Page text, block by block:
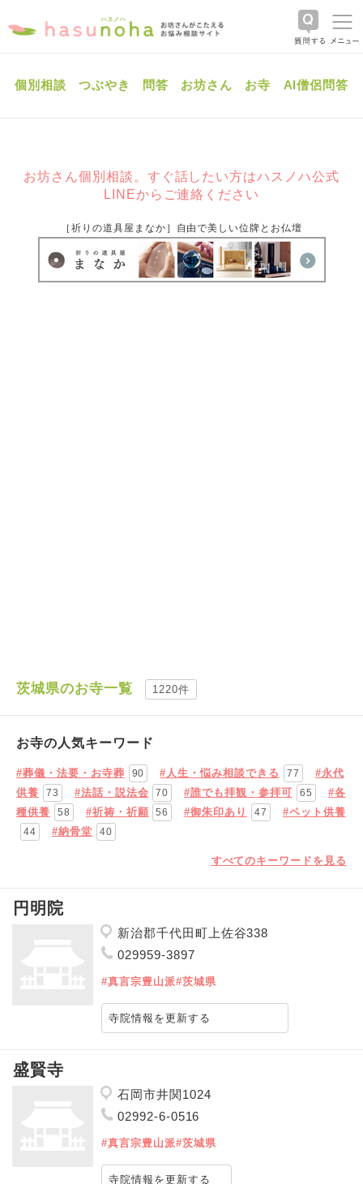
個別相談 つぶやき 問答 お坊さん お寺 AI僧侶問答
お坊さん個別相談。すぐ話したい方はハスノハ公式
LINEからご連絡ください
［祈りの道具屋まなか］自由で美しい位牌とお仏壇
茨城県のお寺一覧 1220件
お寺の人気キーワード
#葬儀・法要・お寺葬 90 #人生・悩み相談できる 77
#永代
供養
73 #法話・説法会 70 #誰でも拝観・参拝可 65
#各
種供養
58 #祈祷・祈願 56 #御朱印あり 47 #ペット供養
44 #納骨堂 40
すべてのキーワードを見る
円明院
新治郡千代田町上佐谷338
029959-3897
#真言宗豊山派#茨城県
寺院情報を更新する
盛賢寺
石岡市井関1024
02992-6-0516
#真言宗豊山派#茨城県
寺院情報を更新する